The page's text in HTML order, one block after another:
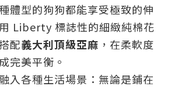
體型的狗狗都能享受極致的伸
Liberty 標誌性的細緻純棉花
配義大利頂級亞麻 ，在柔軟度
完美平衡。
入各種生活場景：無論是鋪在